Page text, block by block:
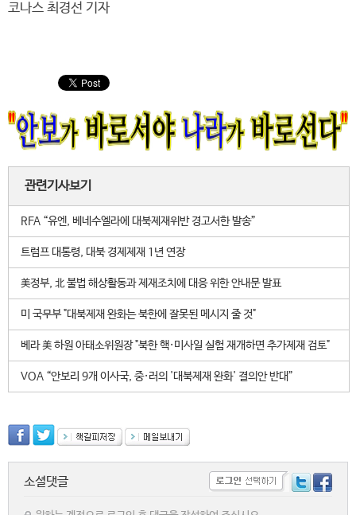
코나스 최경선 기자
관련기사보기
RFA “유엔, 베네수엘라에 대북제재위반 경고서한 발송”
트럼프 대통령, 대북 경제제재 1년 연장
美정부, 北 불법 해상활동과 제재조치에 대응 위한 안내문 발표
미 국무부 "대북제재 완화는 북한에 잘못된 메시지 줄 것"
베라 美 하원 아태소위원장 "북한 핵·미사일 실험 재개하면 추가제재 검토"
VOA “안보리 9개 이사국, 중·러의 '대북제재 완화' 결의안 반대”
소셜댓글